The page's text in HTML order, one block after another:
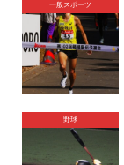
一般スポーツ
野球